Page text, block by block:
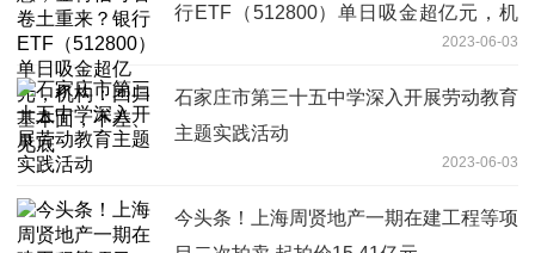
行ETF（512800）单日吸金超亿元，机
2023-06-03
石家庄市第三十五中学深入开展劳动教育
主题实践活动
2023-06-03
今头条！上海周贤地产一期在建工程等项